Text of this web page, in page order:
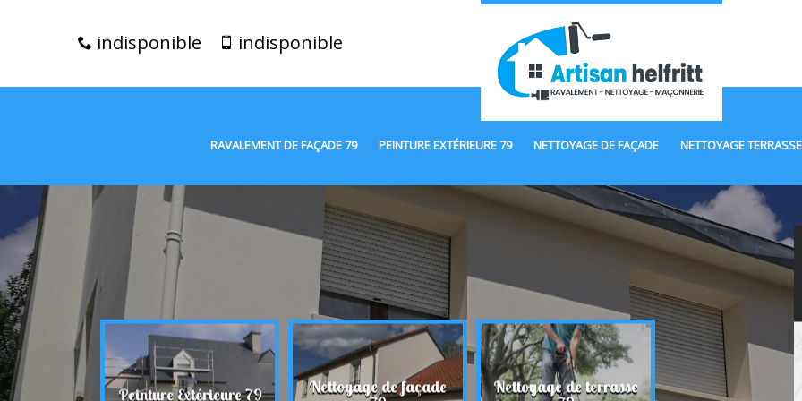
indisponible indisponible
RAVALEMENT DE FAÇADE 79 PEINTURE EXTÉRIEURE 79 NETTOYAGE DE FAÇADE NETTOYAGE
de façade Peinture Extérieure 79 Nettoyage de façade Nettoyage de terrasse Maçonnerie